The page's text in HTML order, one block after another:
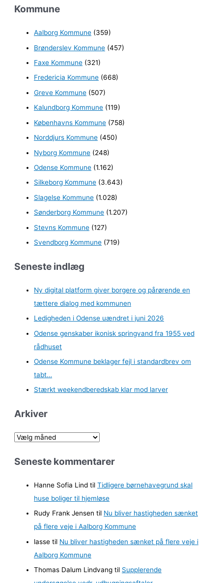
g
Kommune
Aalborg Kommune (359)
Brønderslev Kommune (457)
Faxe Kommune (321)
Fredericia Kommune (668)
Greve Kommune (507)
Kalundborg Kommune (119)
Københavns Kommune (758)
Norddjurs Kommune (450)
Nyborg Kommune (248)
Odense Kommune (1.162)
Silkeborg Kommune (3.643)
Slagelse Kommune (1.028)
Sønderborg Kommune (1.207)
Stevns Kommune (127)
Svendborg Kommune (719)
Seneste indlæg
Ny digital platform giver borgere og pårørende en
tættere dialog med kommunen
Ledigheden i Odense uændret i juni 2026
Odense genskaber ikonisk springvand fra 1955 ved
rådhuset
Odense Kommune beklager fejl i standardbrev om
tabt…
Stærkt weekendberedskab klar mod larver
Arkiver
A
k
Seneste kommentarer
Hanne Sofia Lind tilTidligere børnehavegrund skal
huse boliger til hjemløse
Rudy Frank Jensen til Nu bliver hastigheden sænket
på flere veje i Aalborg Kommune
lasse til Nu bliver hastigheden sænket på flere veje i
Aalborg Kommune
Thomas Dalum Lindvang til Supplerende